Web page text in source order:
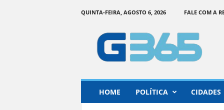
QUINTA-FEIRA, AGOSTO 6, 2026 FALE COM A
HOME POLÍTICA CIDADES